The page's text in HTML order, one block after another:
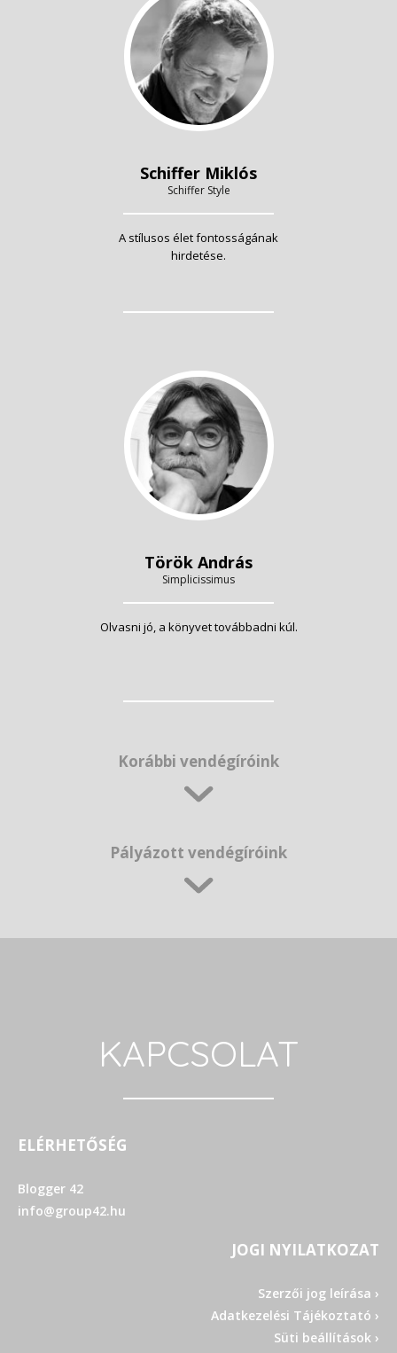
Schiffer Miklós
Schiffer Style
A stílusos élet fontosságának
hirdetése.
Török András
Simplicissimus
Olvasni jó, a könyvet továbbadni kúl.
Korábbi vendégíróink
Pályázott vendégíróink
KAPCSOLAT
ELÉRHETŐSÉG
Blogger 42
info@group42.hu
JOGI NYILATKOZAT
Szerzői jog leírása ›
Adatkezelési Tájékoztató ›
Süti beállítások ›